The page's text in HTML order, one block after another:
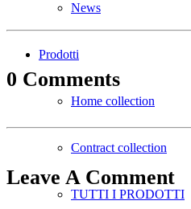
News
Prodotti
Home collection
Contract collection
TUTTI I PRODOTTI
0 Comments
Leave A Comment